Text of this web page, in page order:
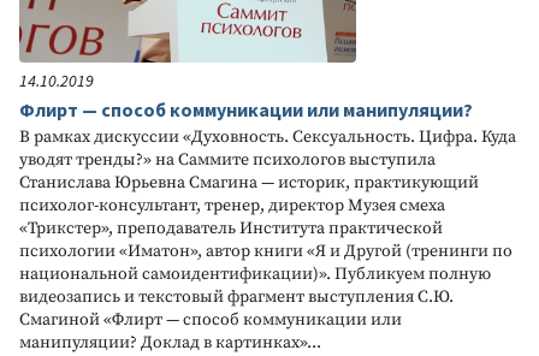
14.10.2019
Флирт — способ коммуникации или манипуляции?
В рамках дискуссии «Духовность. Сексуальность. Цифра. Куда
уводят тренды?» на Саммите психологов выступила
Станислава Юрьевна Смагина — историк, практикующий
психолог-консультант, тренер, директор Музея смеха
«Трикстер», преподаватель Института практической
психологии «Иматон», автор книги «Я и Другой (тренинги по
национальной самоидентификации)». Публикуем полную
видеозапись и текстовый фрагмент выступления С.Ю.
Смагиной «Флирт — способ коммуникации или
манипуляции? Доклад в картинках»...